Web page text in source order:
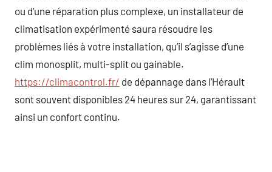
ou d’une réparation plus complexe, un installateur de
climatisation expérimenté saura résoudre les
problèmes liés à votre installation, qu’il s’agisse d’une
clim monosplit, multi-split ou gainable.
https://climacontrol.fr/ de dépannage dans l’Hérault
sont souvent disponibles 24 heures sur 24, garantissant
ainsi un confort continu.